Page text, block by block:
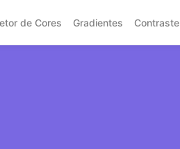
de Cores Gradientes Contraste